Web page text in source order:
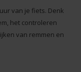
van je fiets. Denk
het controleren
van remmen en